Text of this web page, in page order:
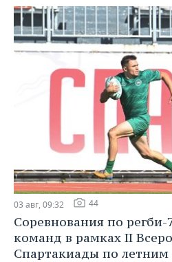
03 авг, 09:32 44
Соревнования по
команд в рамках II
Спартакиады по летним